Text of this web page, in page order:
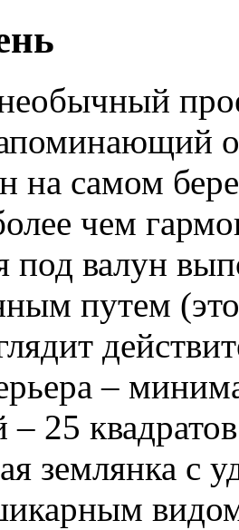
на самом
чем
под валун
путем
–
25
землянка с